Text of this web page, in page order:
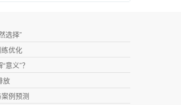
选择”
优化
义”？
放
例预测